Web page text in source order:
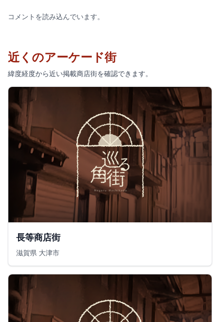
コメントを読み込んでいます。
近くのアーケード街
緯度経度から近い掲載商店街を確認できます。
長等商店街
滋賀県 大津市